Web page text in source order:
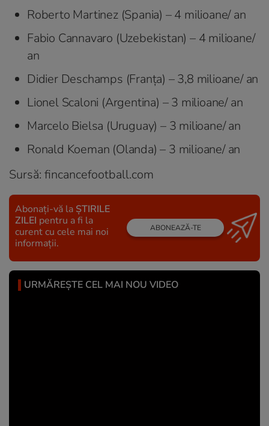
Roberto Martinez (Spania) – 4 milioane/ an
Fabio Cannavaro (Uzebekistan) – 4 milioane/
an
Didier Deschamps (Franța) – 3,8 milioane/ an
Lionel Scaloni (Argentina) – 3 milioane/ an
Marcelo Bielsa (Uruguay) – 3 milioane/ an
Ronald Koeman (Olanda) – 3 milioane/ an
Sursă: fincancefootball.com
Abonați-vă la ȘTIRILE
ZILEI pentru a fi la
curent cu cele mai noi
informații.
ABONEAZĂ-TE
URMĂREȘTE CEL MAI NOU VIDEO